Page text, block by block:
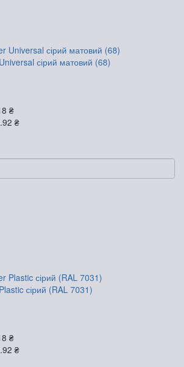
сірий матовий (68)
₴
₴
сірий (RAL 7031)
₴
₴